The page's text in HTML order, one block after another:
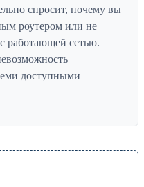
спросит, почему вы
роутером или не
работающей сетью.
доступными